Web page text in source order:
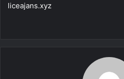
liceajans.xyz